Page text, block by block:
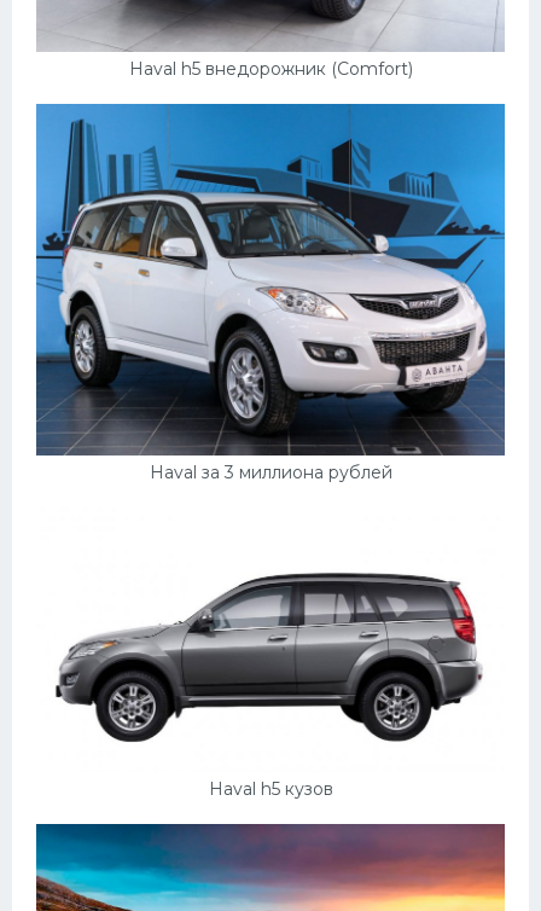
Haval h5 внедорожник (Comfort)
Haval за 3 миллиона рублей
Haval h5 кузов